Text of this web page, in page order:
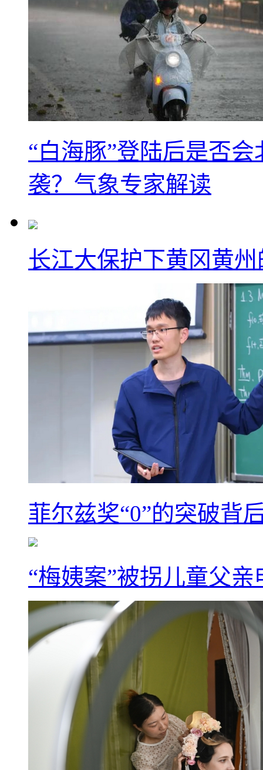
“白海豚”登陆后是否
袭？气象专家解读
长江大保护下黄冈黄
菲尔兹奖“0”的突破背
“梅姨案”被拐儿童父